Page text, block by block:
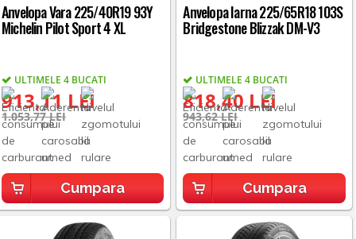
Anvelopa Vara 225/40R19 93Y
Michelin Pilot Sport 4 XL
ULTIMELE 4 BUCATI
913,11 LEI
1.053,77 LEI
Cumpara
Anvelopa Iarna 225/65R18 103S
Bridgestone Blizzak DM-V3
ULTIMELE 4 BUCATI
818,40 LEI
943,62 LEI
Cumpara